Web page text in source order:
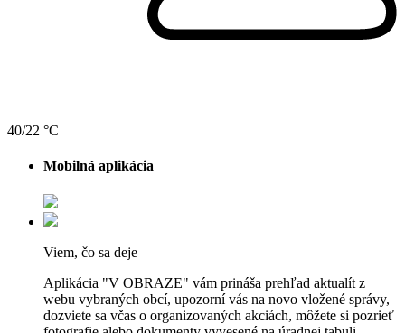
40/22 °C
Mobilná aplikácia
Viem, čo sa deje
Aplikácia "V OBRAZE" vám prináša prehľad aktualít z
webu vybraných obcí, upozorní vás na novo vložené správy,
dozviete sa včas o organizovaných akciách, môžete si pozrieť